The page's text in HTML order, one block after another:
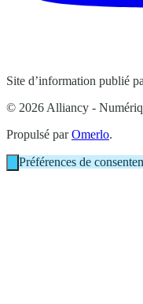
Site d’information publié
© 2026 Alliancy -
Propulsé parOmerlo.
Préférences de